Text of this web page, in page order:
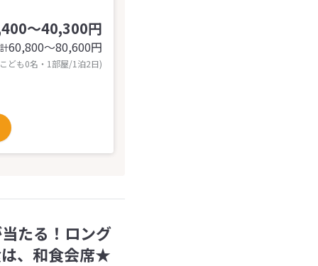
～40,300円
60,800〜80,600円
ども0名・1部屋/1泊2日)
たる！ロング
、和食会席★